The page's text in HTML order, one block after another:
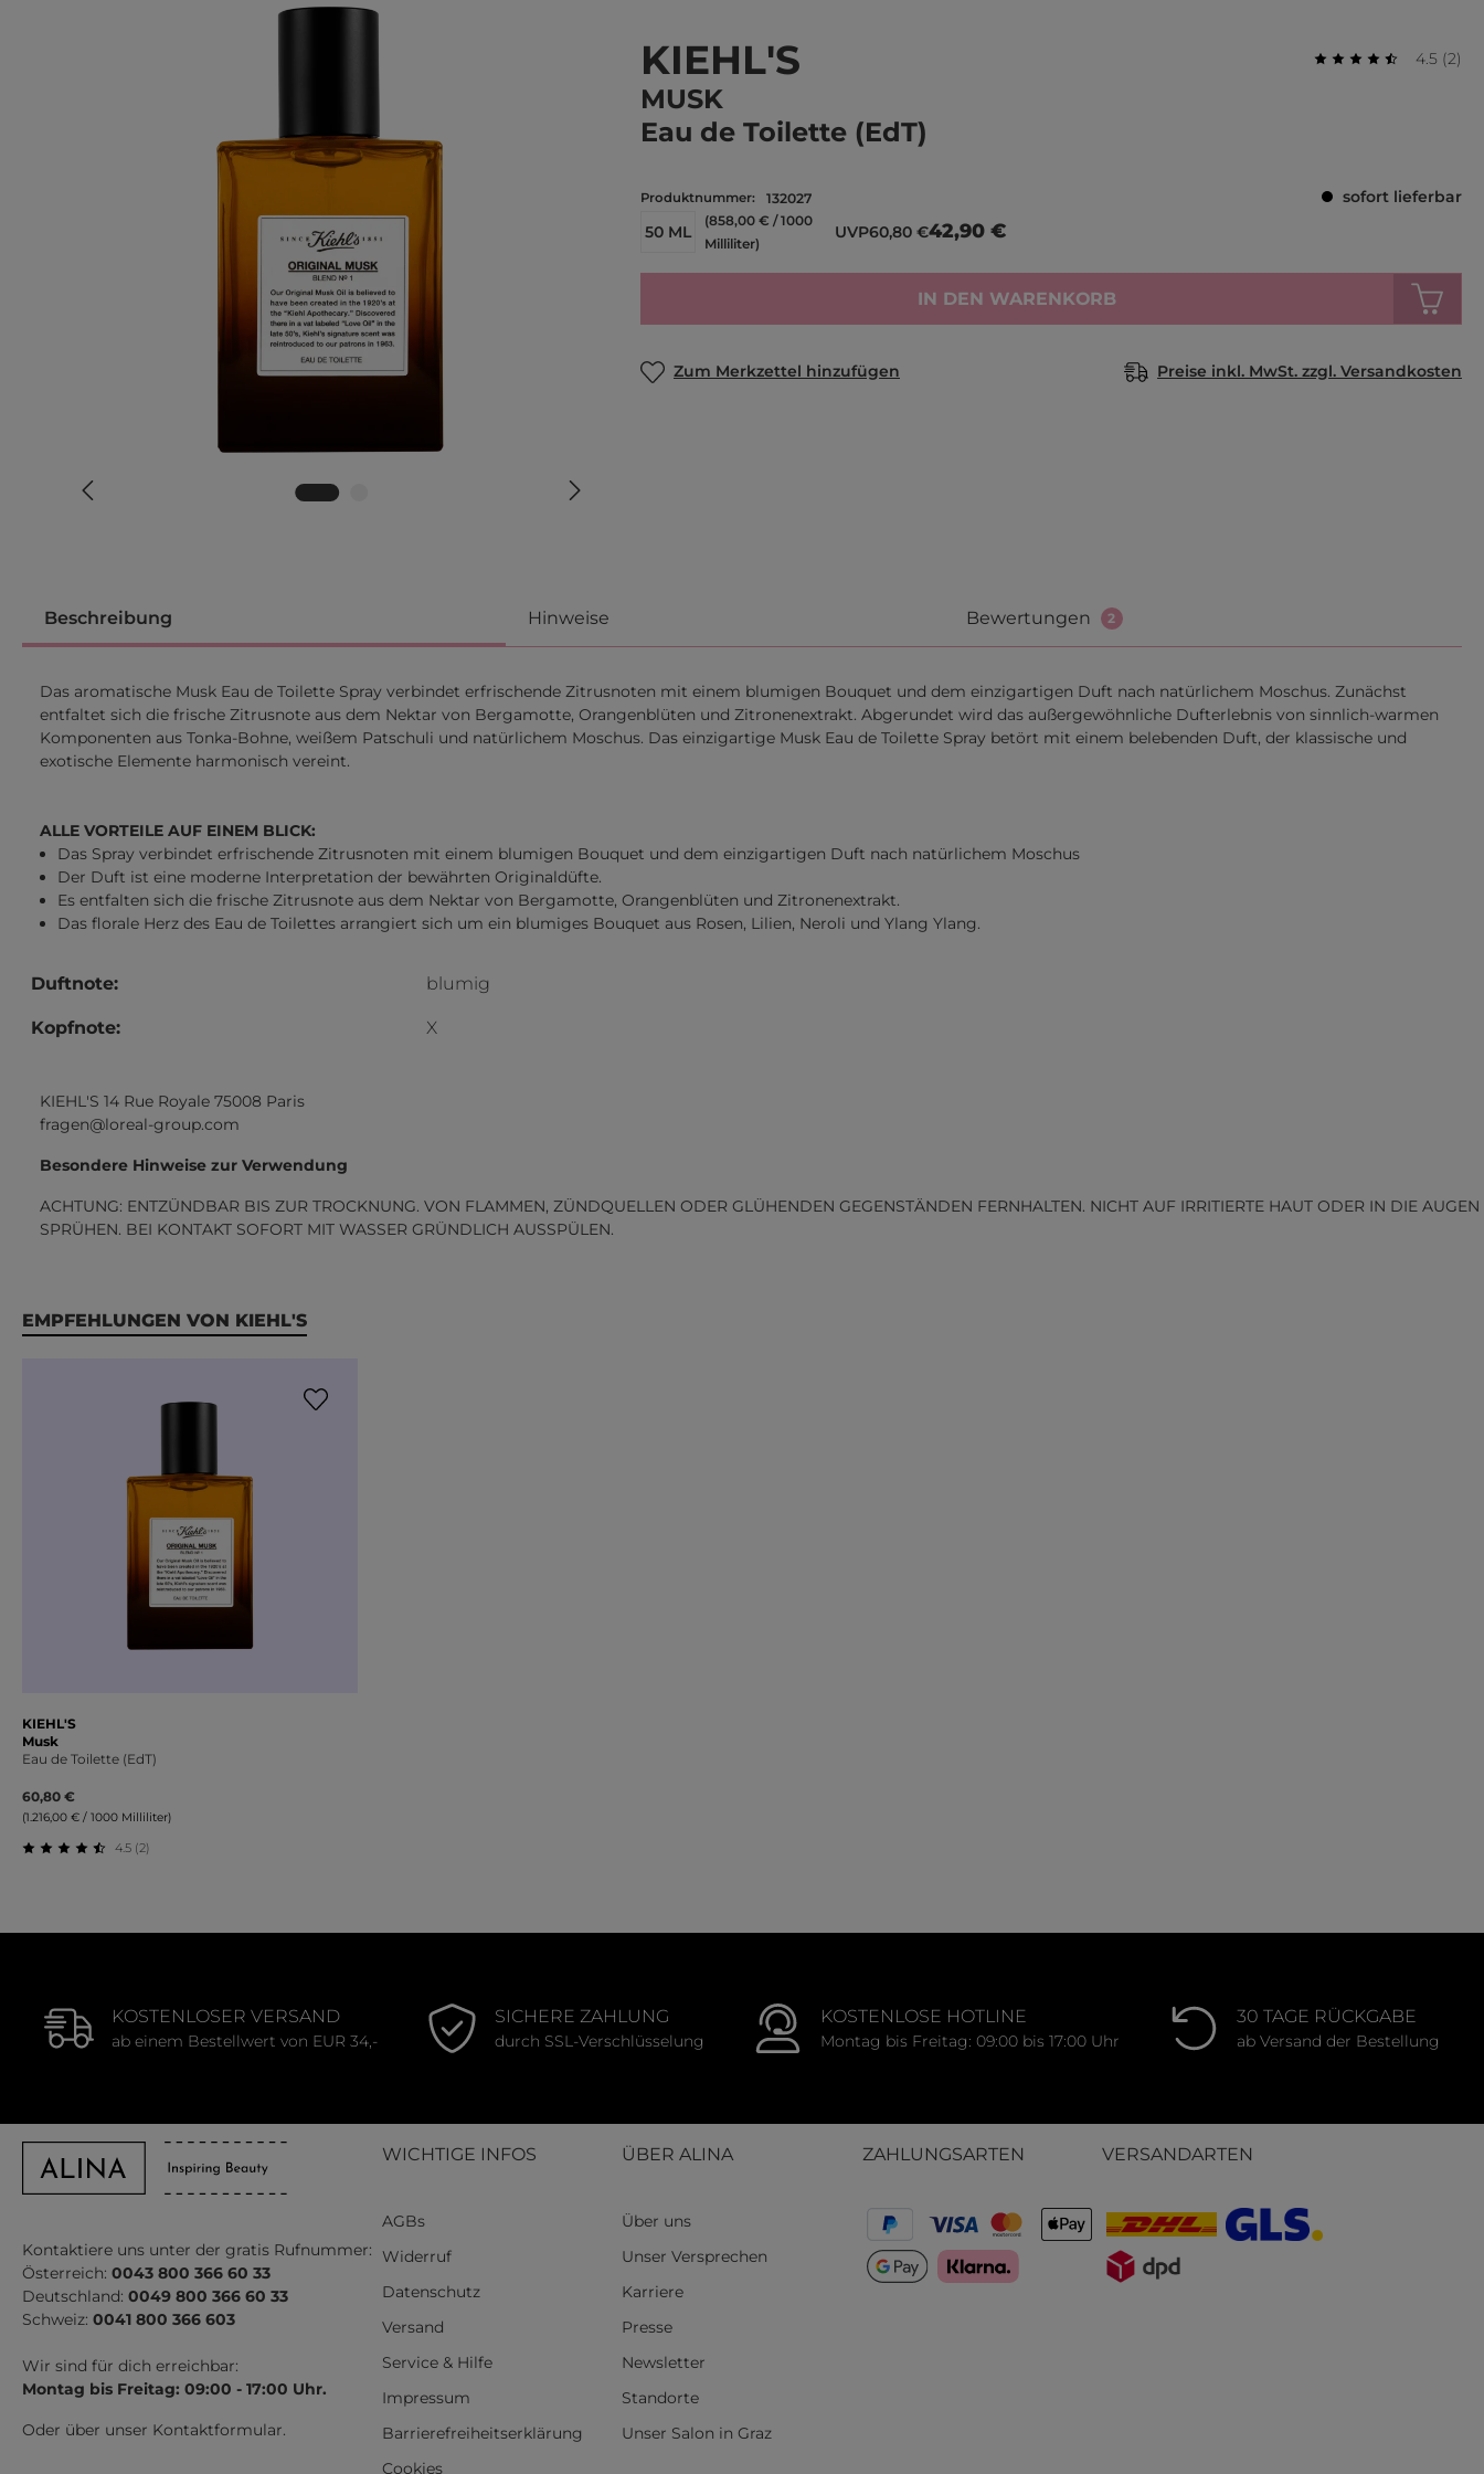
KIEHL'S
MUSK
Eau de Toilette (EdT)
4.5 (2)
Produktnummer: 132027
sofort lieferbar
50 ML
(858,00 € / 1000
Milliliter)
UVP60,80 €42,90 €
IN DEN WARENKORB
Zum Merkzettel hinzufügen Preise inkl. MwSt. zzgl. Versandkosten
Beschreibung Hinweise Bewertungen 2
Das aromatische Musk Eau de Toilette Spray verbindet erfrischende Zitrusnoten mit einem blumigen Bouquet und dem einzigartigen Duft nach natürlichem Moschus. Zunächst
entfaltet sich die frische Zitrusnote aus dem Nektar von Bergamotte, Orangenblüten und Zitronenextrakt. Abgerundet wird das außergewöhnliche Dufterlebnis von sinnlich-warmen
Komponenten aus Tonka-Bohne, weißem Patschuli und natürlichem Moschus. Das einzigartige Musk Eau de Toilette Spray betört mit einem belebenden Duft, der klassische und
exotische Elemente harmonisch vereint.
ALLE VORTEILE AUF EINEM BLICK:
Das Spray verbindet erfrischende Zitrusnoten mit einem blumigen Bouquet und dem einzigartigen Duft nach natürlichem Moschus
Der Duft ist eine moderne Interpretation der bewährten Originaldüfte.
Es entfalten sich die frische Zitrusnote aus dem Nektar von Bergamotte, Orangenblüten und Zitronenextrakt.
Das florale Herz des Eau de Toilettes arrangiert sich um ein blumiges Bouquet aus Rosen, Lilien, Neroli und Ylang Ylang.
Duftnote: blumig
Kopfnote: X
KIEHL'S 14 Rue Royale 75008 Paris
fragen@loreal-group.com
Besondere Hinweise zur Verwendung
ACHTUNG: ENTZÜNDBAR BIS ZUR TROCKNUNG. VON FLAMMEN, ZÜNDQUELLEN ODER GLÜHENDEN GEGENSTÄNDEN FERNHALTEN. NICHT AUF IRRITIERTE HAUT ODER IN DIE AUGEN
SPRÜHEN. BEI KONTAKT SOFORT MIT WASSER GRÜNDLICH AUSSPÜLEN.
Produktgalerie überspringen
EMPFEHLUNGEN VON KIEHL'S
KIEHL'S
Musk
Eau de Toilette (EdT)
60,80 €
(1.216,00 € / 1000 Milliliter)
4.5 (2)
KOSTENLOSER VERSAND
ab einem Bestellwert von EUR 34,-
SICHERE ZAHLUNG
durch SSL-Verschlüsselung
KOSTENLOSE HOTLINE
Montag bis Freitag: 09:00 bis 17:00 Uhr
30 TAGE RÜCKGABE
ab Versand der Bestellung
Kontaktiere uns unter der gratis Rufnummer:
Österreich: 0043 800 366 60 33
Deutschland: 0049 800 366 60 33
Schweiz: 0041 800 366 603
Wir sind für dich erreichbar:
Montag bis Freitag: 09:00 - 17:00 Uhr.
Oder über unser Kontaktformular.
WICHTIGE INFOS
AGBs
Widerruf
Datenschutz
Versand
Service & Hilfe
Impressum
Barrierefreiheitserklärung
Cookies
ÜBER ALINA
Über uns
Unser Versprechen
Karriere
Presse
Newsletter
Standorte
Unser Salon in Graz
ZAHLUNGSARTEN VERSANDARTEN